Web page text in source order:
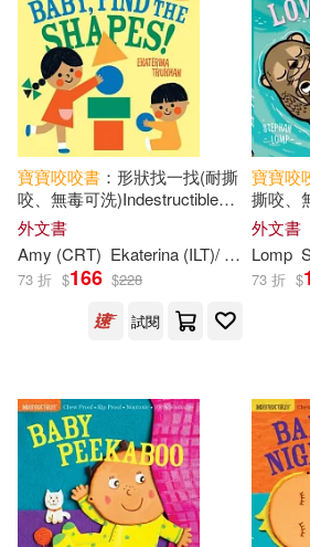
Inc. (COR)/ Merritt(2)
Inc. (ILT)(2)
Indestructibles(2)
Sam Taplin(2)
Stephan (ILT)(2)
Amy/ Pixton(1) Bluey(1)
Carle(1) Emily Bone(1)
配送方式 (可複選)
可超商取貨(50)
可海外宅配(50)
可港澳店取(50)
可菲律賓店取(50)
電子書 (可複選)
寶寶咬咬書 ：形狀找一找(耐撕
咬、無毒可洗)Indestructibles:
Baby, Find the Shapes!
外文書
Amy (CRT) Ekaterina (ILT)/ Pixton
73 折 $166 $228
試閱
寶寶咬
撕咬、
洗
Baby
外文書
Lomp
73 折 $